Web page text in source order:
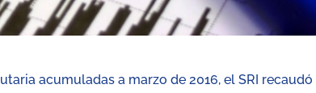
acumuladas a marzo de 2016, el SRI